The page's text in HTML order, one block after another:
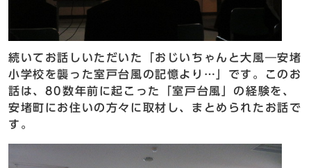
続いてお話しいただいた「おじいちゃんと大風―安堵
小学校を襲った室戸台風の記憶より…」です。このお
話は、80数年前に起こった「室戸台風」の経験を、
安堵町にお住いの方々に取材し、まとめられたお話で
す。